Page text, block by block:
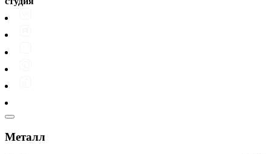
Металл